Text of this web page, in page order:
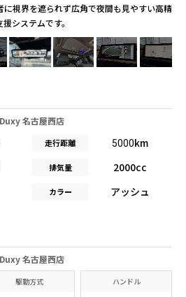
視界を遮られず広角で夜間も見やすい高精
システムです。
名古屋西店
走行距離 5000km
排気量 2000cc
カラー アッシュ
名古屋西店
駆動方式 ハンドル